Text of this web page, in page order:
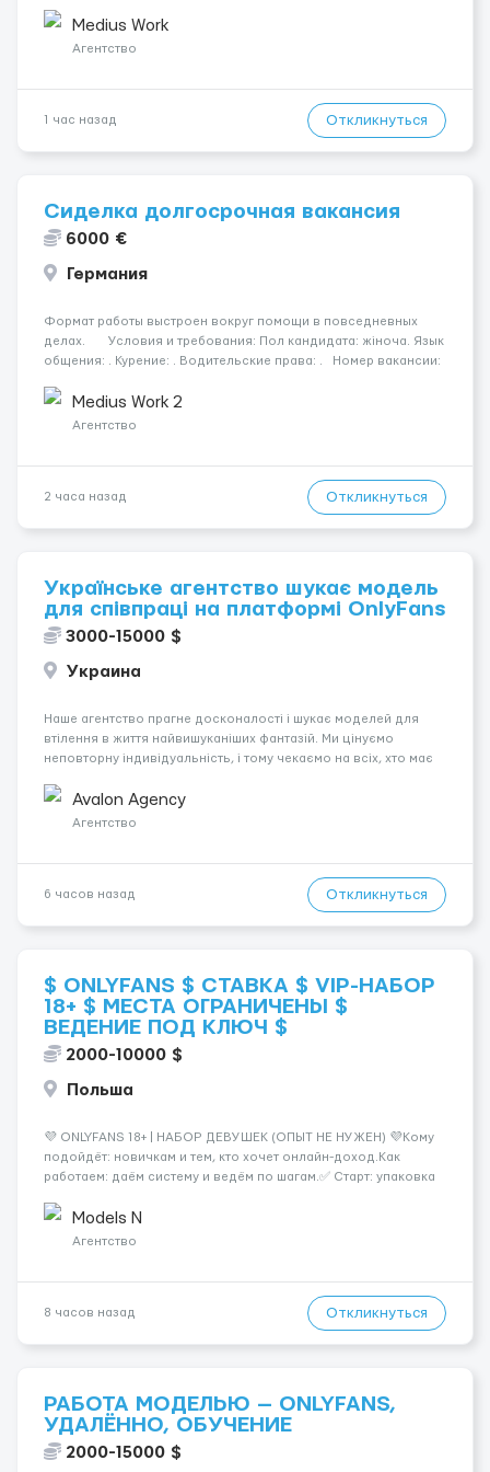
деменції. Ночной уход: ...
Medius Work
Агентство
1 час назад Откликнуться
Сиделка долгосрочная вакансия
6000 €
Германия
Формат работы выстроен вокруг помощи в повседневных
делах. Условия и требования: Пол кандидата: жіноча. Язык
общения: . Курение: . Водительские права: . Номер вакансии:
567 59...Medius Work 2
Агентство
2 часа назад Откликнуться
Українське агентство шукає модель
для співпраці на платформі OnlyFans
3000-15000 $
Украина
Наше агентство прагне досконалості і шукає моделей для
втілення в життя найвишуканіших фантазій. Ми цінуємо
неповторну індивідуальність, і тому чекаємо на всіх, хто має
немає обмежень, ми відкриті для різноманітних типажів. Ваше
Avalon Agency
Агентство
6 часов назад Откликнуться
$ ONLYFANS $ СТАВКА $ VIP-НАБОР
18+ $ МЕСТА ОГРАНИЧЕНЫ $
ВЕДЕНИЕ ПОД КЛЮЧ $
2000-10000 $
Польша
💜 ONLYFANS 18+ | НАБОР ДЕВУШЕК (ОПЫТ НЕ НУЖЕН) 💜Кому
подойдёт: новичкам и тем, кто хочет онлайн-доход.Как
работаем: даём систему и ведём по шагам.✅ Старт: упаковка
🔒 Приватность: анонимность по желанию💸 Ориентир: от
$2000+ (зависит от регулярно...
Models N
Агентство
8 часов назад Откликнуться
РАБОТА МОДЕЛЬЮ — ONLYFANS,
УДАЛЁННО, ОБУЧЕНИЕ
2000-15000 $